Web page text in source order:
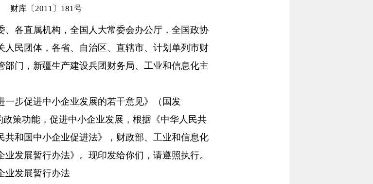
财库〔2011〕181号
、各直属机构，全国人大常委会办公厅，全国政协
人民团体，各省、自治区、直辖市、计划单列市财
部门，新疆生产建设兵团财务局、工业和信息化主
步促进中小企业发展的若干意见》（国发
策功能，促进中小企业发展，根据《中华人民共
共和国中小企业促进法》，财政部、工业和信息化
发展暂行办法》。现印发给你们，请遵照执行。
发展暂行办法